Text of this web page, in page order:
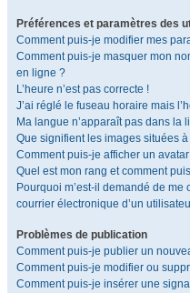
Préférences et paramètres des
Comment puis-je modifier mes
Comment puis-je masquer mon
en ligne ?
L’heure n’est pas correcte !
J’ai réglé le fuseau horaire mais
Ma langue n’apparaît pas dans la
Que signifient les images situées
Comment puis-je afficher un
Quel est mon rang et comment
Pourquoi m’est-il demandé de
courrier électronique d’un
Problèmes de publication
Comment puis-je publier un
Comment puis-je modifier ou
Comment puis-je insérer une